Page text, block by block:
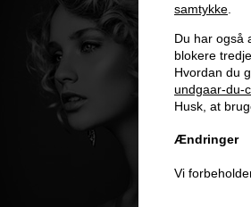
samtykke
Du har også
blokere
Hvordan du
undgaar-du-
Husk, at
Ændringer
Vi